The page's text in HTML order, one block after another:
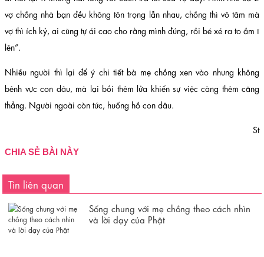
vợ chồng nhà bạn đều không tôn trọng lẫn nhau, chồng thì vô tâm mà
vợ thì ích kỷ, ai cũng tự ái cao cho rằng mình đúng, rồi bé xé ra to ầm ĩ
lên”.
Nhiều người thì lại để ý chi tiết bà mẹ chồng xen vào nhưng không
bênh vực con dâu, mà lại bồi thêm lửa khiến sự việc càng thêm căng
thẳng. Người ngoài còn tức, huống hồ con dâu.
St
CHIA SẺ BÀI NÀY
Tin liên quan
Sống chung với mẹ chồng theo cách nhìn
và lời dạy của Phật